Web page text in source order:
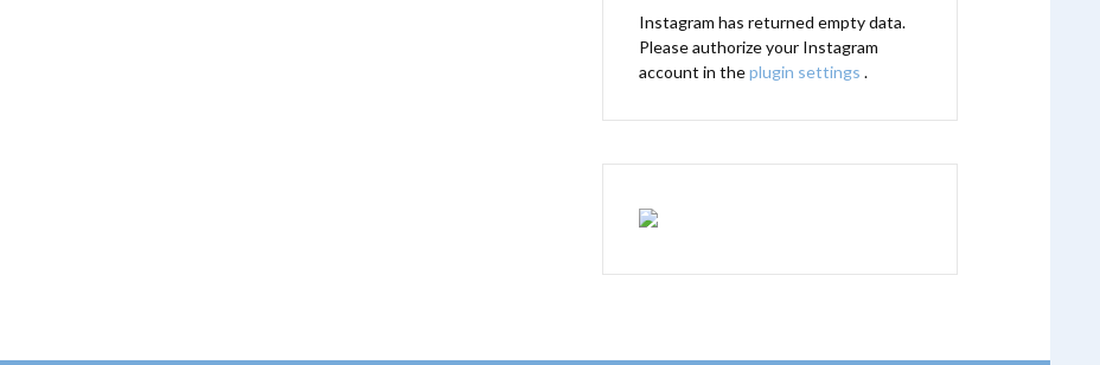
Instagram has returned empty data.
Please authorize your Instagram
account in theplugin settings .